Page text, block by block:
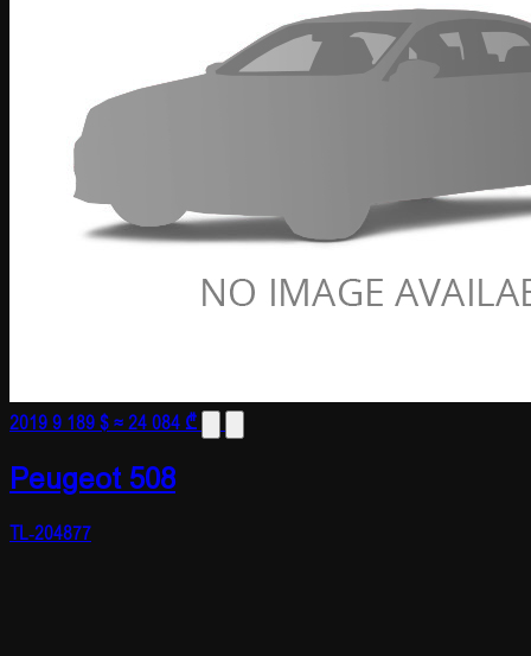
20199 189 $≈ 24 084 ₾
Peugeot 508
TL-204877